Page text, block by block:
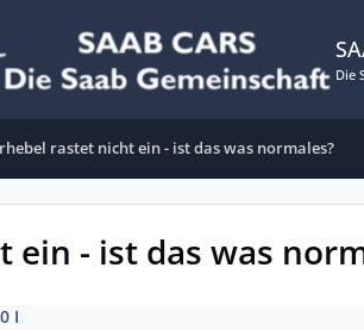
Die
rastet nicht ein - ist das was normales?
- ist das was
I